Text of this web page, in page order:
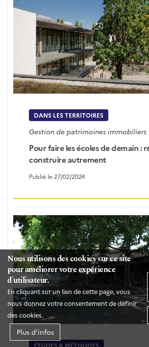
Nous utilisons des cookies sur ce site
pour améliorer votre expérience
d'utilisateur.
En cliquant sur un lien de cette page, vous
nous donnez votre consentement de définir
des cookies.
Plus d'infos
DANS LES TERRITOIRES
Gestion de patrimoines immobiliers
Pour faire les écoles de demain :
construire autrement
Publié le 27/02/2024
ÉTUDES & MÉTHODES